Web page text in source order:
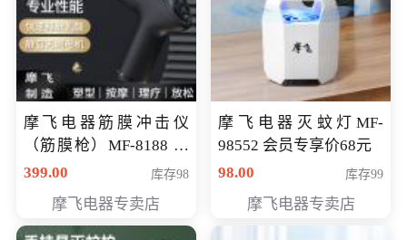
摩飞电器筋膜冲击仪
（筋膜枪）MF-8188 会
员专享价268元
399.00 库存98
摩飞电器专卖店
摩飞电器灭蚊灯MF-
98552 会员专享价68元
98.00
库存99
摩飞电器专卖店